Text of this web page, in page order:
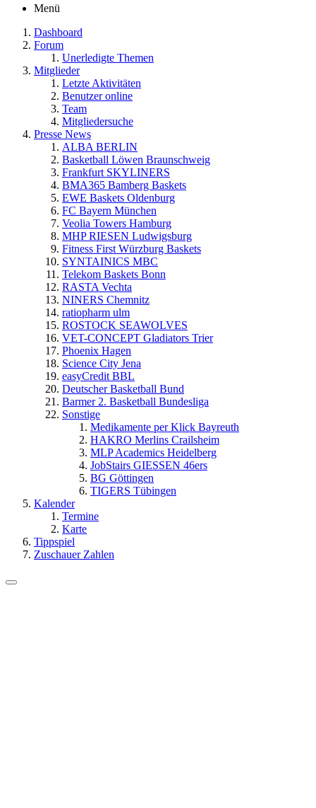
Menü
Dashboard
Forum
Unerledigte Themen
Mitglieder
Letzte Aktivitäten
Benutzer online
Team
Mitgliedersuche
Presse News
ALBA BERLIN
Basketball Löwen Braunschweig
Frankfurt SKYLINERS
BMA365 Bamberg Baskets
EWE Baskets Oldenburg
FC Bayern München
Veolia Towers Hamburg
MHP RIESEN Ludwigsburg
Fitness First Würzburg Baskets
SYNTAINICS MBC
Telekom Baskets Bonn
RASTA Vechta
NINERS Chemnitz
ratiopharm ulm
ROSTOCK SEAWOLVES
VET-CONCEPT Gladiators Trier
Phoenix Hagen
Science City Jena
easyCredit BBL
Deutscher Basketball Bund
Barmer 2. Basketball Bundesliga
Sonstige
Medikamente per Klick Bayreuth
HAKRO Merlins Crailsheim
MLP Academics Heidelberg
JobStairs GIESSEN 46ers
BG Göttingen
TIGERS Tübingen
Kalender
Termine
Karte
Tippspiel
Zuschauer Zahlen